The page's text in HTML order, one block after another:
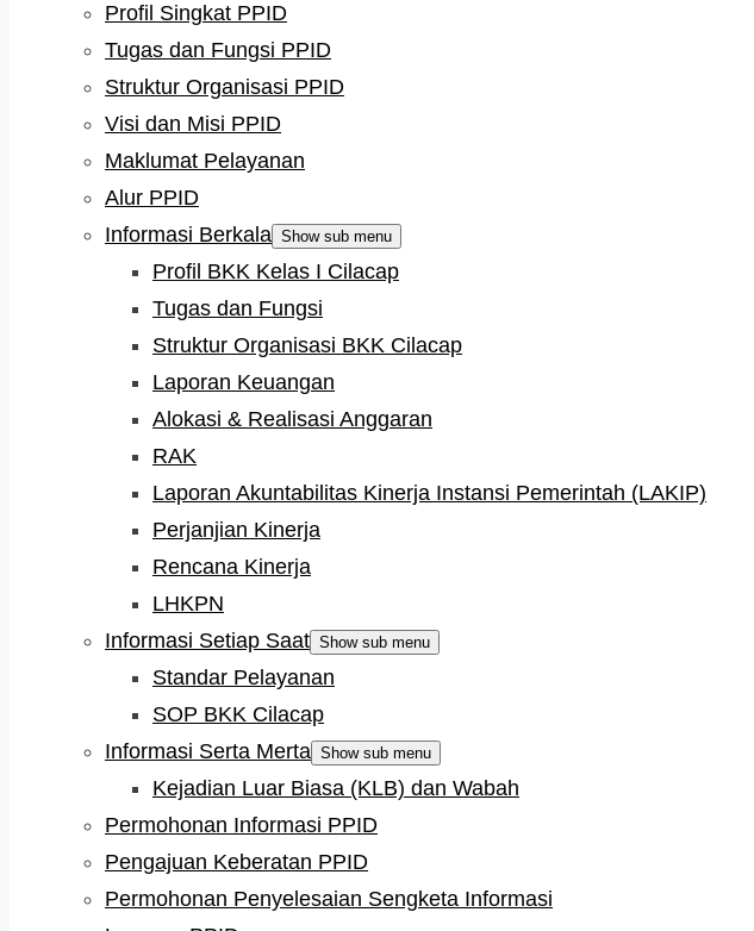
Profil Singkat PPID
Tugas dan Fungsi PPID
Struktur Organisasi PPID
Visi dan Misi PPID
Maklumat Pelayanan
Alur PPID
Informasi Berkala Show sub menu
Profil BKK Kelas I Cilacap
Tugas dan Fungsi
Struktur Organisasi BKK Cilacap
Laporan Keuangan
Alokasi & Realisasi Anggaran
RAK
Laporan Akuntabilitas Kinerja Instansi Pemerintah (LAKIP)
Perjanjian Kinerja
Rencana Kinerja
LHKPN
Informasi Setiap Saat Show sub menu
Standar Pelayanan
SOP BKK Cilacap
Informasi Serta Merta Show sub menu
Kejadian Luar Biasa (KLB) dan Wabah
Permohonan Informasi PPID
Pengajuan Keberatan PPID
Permohonan Penyelesaian Sengketa Informasi